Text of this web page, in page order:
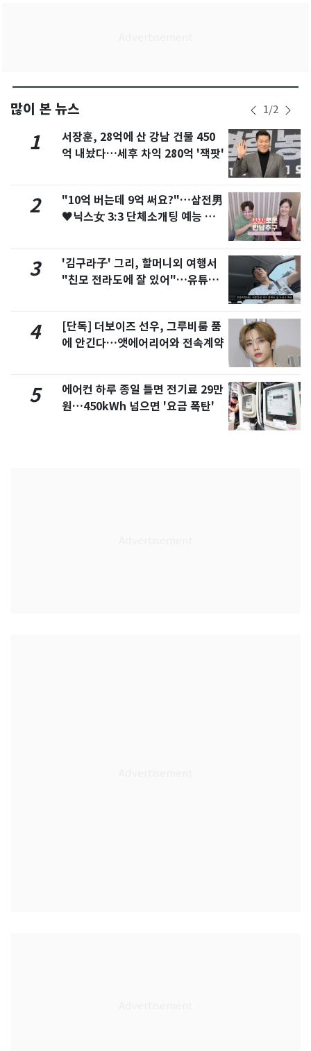
많이 본 뉴스 1/2
1
서장훈, 28억에 산 강남 건물 450
억 내놨다…세후 차익 280억 '잭팟'
2
"10억 버는데 9억 써요?"…삼전男
♥닉스女 3:3 단체소개팅 예능 화
3
'김구라子' 그리, 할머니외 여행서
"친모 전라도에 잘 있어"…유튜브
4
[단독] 더보이즈 선우, 그루비룸 품
에 안긴다…앳에어리어와 전속계약
5
에어컨 하루 종일 틀면 전기료 29만
원…450kWh 넘으면 '요금 폭탄'